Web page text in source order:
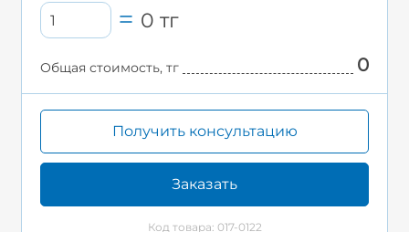
0тг
Общая стоимость, тг 0
Получить консультацию
Заказать
Код товара: 017-0122